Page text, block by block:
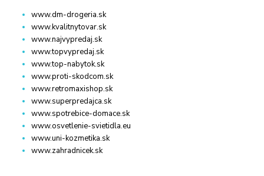
www.dm-drogeria.sk
www.kvalitnytovar.sk
www.najvypredaj.sk
www.topvypredaj.sk
www.top-nabytok.sk
www.proti-skodcom.sk
www.retromaxishop.sk
www.superpredajca.sk
www.spotrebice-domace.sk
www.osvetlenie-svietidla.eu
www.uni-kozmetika.sk
www.zahradnicek.sk